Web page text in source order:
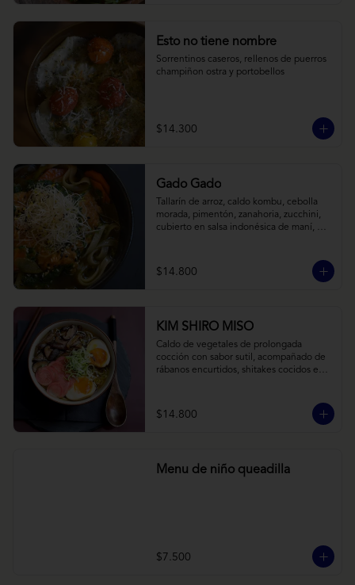
Esto no tiene nombre
Sorrentinos caseros, rellenos de puerros
champiñon ostra y portobellos
$14.300
Gado Gado
Tallarín de arroz, caldo kombu, cebolla
morada, pimentón, zanahoria, zucchini,
cubierto en salsa indonésica de maní,
$14.800
KIM SHIRO MISO
Caldo de vegetales de prolongada
cocción con sabor sutil, acompañado de
rábanos encurtidos, shitakes cocidos en
vegana) y los infaltables fideos de ramen.
$14.800
Menu de niño queadilla
$7.500